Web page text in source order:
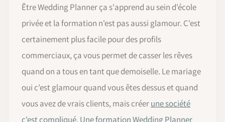
Être Wedding Planner ça s'apprend au sein d'école
privée et la formation n'est pas aussi glamour. C'est
certainement plus facile pour des profils
commerciaux, ça vous permet de casser les rêves
quand on a tous en tant que demoiselle. Le mariage
oui c'est glamour quand vous êtes dessus et quand
vous avez de vrais clients, mais créerune société
c'est compliqué. Une formation Wedding Planner